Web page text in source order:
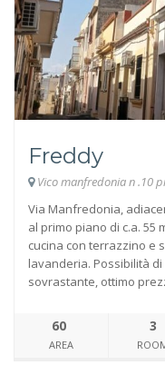
Freddy
Vico manfredonia n .10
Via Manfredonia,
al primo piano di c.a. 55
cucina con terrazzino e
lavanderia. Possibilità
sovrastante, ottimo
60
AREA
3